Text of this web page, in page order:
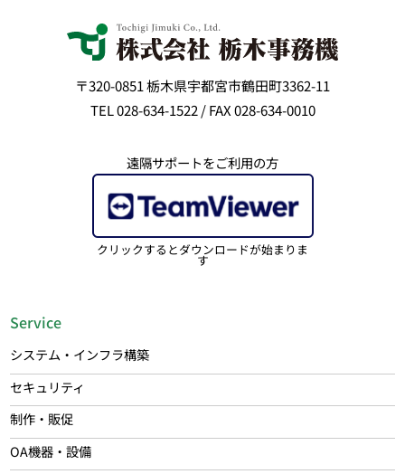
〒320-0851 栃木県宇都宮市鶴田町3362-11
TEL 028-634-1522 / FAX 028-634-0010
遠隔サポートをご利用の方
クリックするとダウンロードが始まりま
す
Service
システム・インフラ構築
セキュリティ
制作・販促
OA機器・設備